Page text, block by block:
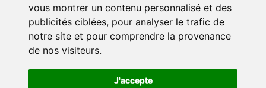
vous montrer un contenu personnalisé et des
publicités ciblées, pour analyser le trafic de
notre site et pour comprendre la provenance
de nos visiteurs.
J'accepte